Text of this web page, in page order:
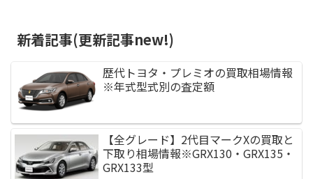
新着記事(更新記事new!)
歴代トヨタ・プレミオの買取相場情報
※年式型式別の査定額
【全グレード】2代目マークXの買取と
下取り相場情報※GRX130・GRX135・
GRX133型